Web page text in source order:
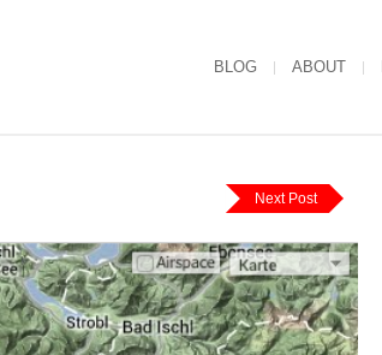
BLOG ABOUT
Next Post